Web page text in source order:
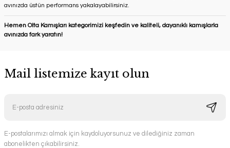
avınızda üstün performans yakalayabilirsiniz.
Hemen Olta Kamışları kategorimizi keşfedin ve kaliteli, dayanıklı kamışlarla
avınızda fark yaratın!
Mail listemize kayıt olun
E-postalarımızı almak için kaydoluyorsunuz ve dilediğiniz zaman
abonelikten çıkabilirsiniz.